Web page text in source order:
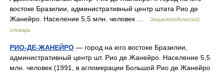
востоке Бразилии, административный центр штата Рио де
Жанейро. Население 5,5 млн. человек …
Энциклопедический
словарь
РИО-ДЕ-ЖАНЕЙРО — город на юго востоке Бразилии,
административный центр шт. Рио де Жанейро. Население 5,5
млн. человек (1991, в агломерации Большой Рио де Жанейро